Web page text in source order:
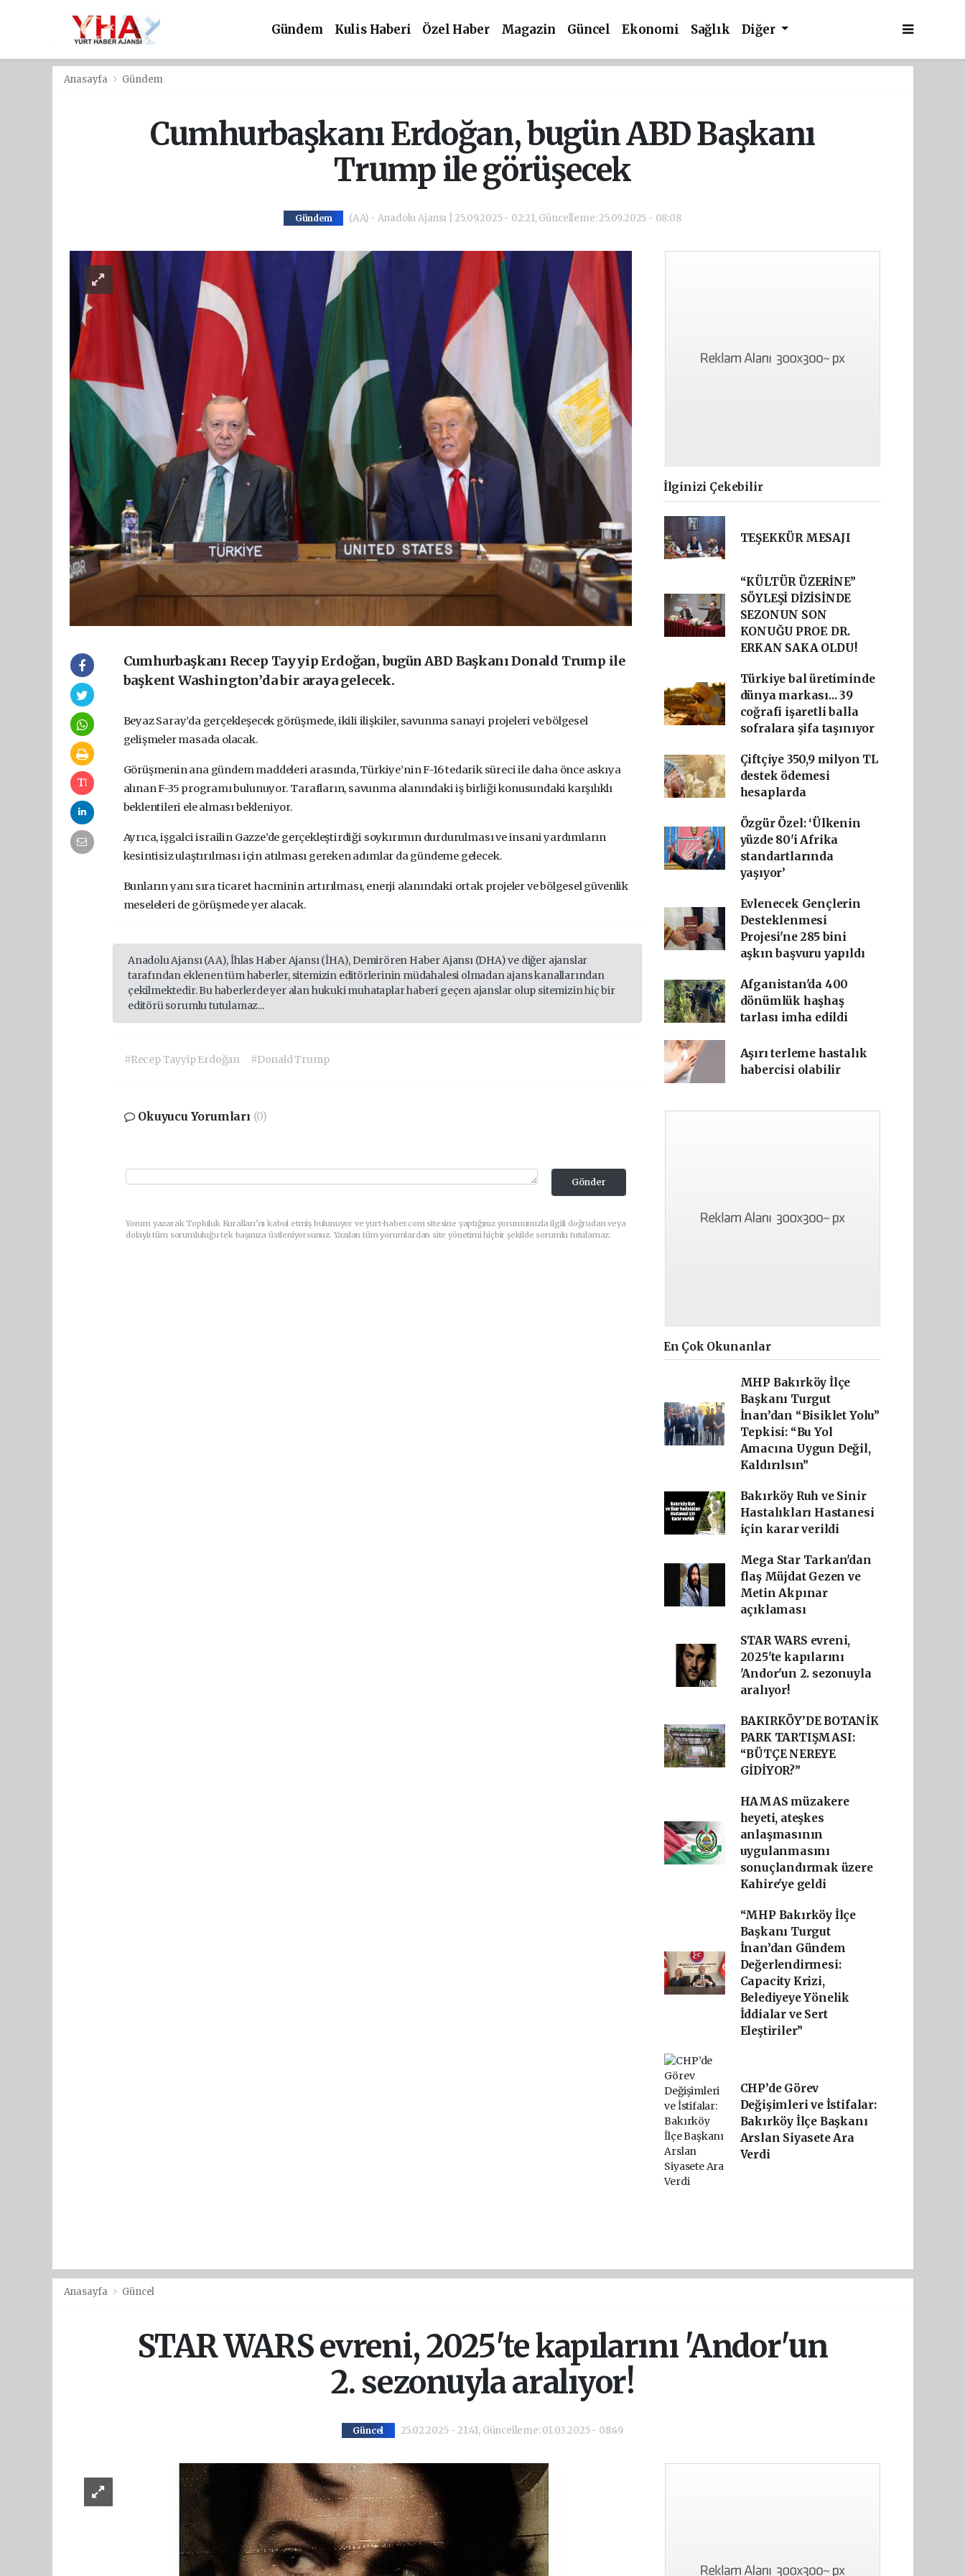
Gündem Kulis Haberi Özel Haber Magazin Güncel Ekonomi Sağlık Diğer
Anasayfa Gündem
Cumhurbaşkanı Erdoğan, bugün ABD Başkanı
Trump ile görüşecek
Gündem (AA) - Anadolu Ajansı | 25.09.2025 - 02:21, Güncelleme: 25.09.2025 - 08:08
Cumhurbaşkanı Recep Tayyip Erdoğan, bugün ABD Başkanı Donald Trump ile
başkent Washington’da bir araya gelecek.
Beyaz Saray’da gerçekleşecek görüşmede, ikili ilişkiler, savunma sanayi projeleri ve bölgesel
gelişmeler masada olacak.
Görüşmenin ana gündem maddeleri arasında, Türkiye’nin F-16 tedarik süreci ile daha önce askıya
alınan F-35 programı bulunuyor. Tarafların, savunma alanındaki iş birliği konusundaki karşılıklı
beklentileri ele alması bekleniyor.
Ayrıca, işgalci israilin Gazze’de gerçekleştirdiği soykırımın durdurulması ve insani yardımların
kesintisiz ulaştırılması için atılması gereken adımlar da gündeme gelecek.
Bunların yanı sıra ticaret hacminin artırılması, enerji alanındaki ortak projeler ve bölgesel güvenlik
meseleleri de görüşmede yer alacak.
Anadolu Ajansı (AA), İhlas Haber Ajansı (İHA), Demirören Haber Ajansı (DHA) ve diğer ajanslar
tarafından eklenen tüm haberler, sitemizin editörlerinin müdahalesi olmadan ajans kanallarından
çekilmektedir. Bu haberlerde yer alan hukuki muhataplar haberi geçen ajanslar olup sitemizin hiç bir
editörü sorumlu tutulamaz...
#Recep Tayyip Erdoğan #Donald Trump
Okuyucu Yorumları (0)
Gönder
Yorum yazarak Topluluk Kuralları’nı kabul etmiş bulunuyor ve yurt-haber.com sitesine yaptığınız yorumunuzla ilgili doğrudan veya
dolaylı tüm sorumluluğu tek başınıza üstleniyorsunuz. Yazılan tüm yorumlardan site yönetimi hiçbir şekilde sorumlu tutulamaz.
İlginizi Çekebilir
TEŞEKKÜR MESAJI
“KÜLTÜR ÜZERİNE”
SÖYLEŞİ DİZİSİNDE
SEZONUN SON
KONUĞU PROF. DR.
ERKAN SAKA OLDU!
Türkiye bal üretiminde
dünya markası... 39
coğrafi işaretli balla
sofralara şifa taşınıyor
Çiftçiye 350,9 milyon TL
destek ödemesi
hesaplarda
Özgür Özel: ‘Ülkenin
yüzde 80'i Afrika
standartlarında
yaşıyor’
Evlenecek Gençlerin
Desteklenmesi
Projesi'ne 285 bini
aşkın başvuru yapıldı
Afganistan'da 400
dönümlük haşhaş
tarlası imha edildi
Aşırı terleme hastalık
habercisi olabilir
En Çok Okunanlar
MHP Bakırköy İlçe
Başkanı Turgut
İnan’dan “Bisiklet Yolu”
Tepkisi: “Bu Yol
Amacına Uygun Değil,
Kaldırılsın”
Bakırköy Ruh ve Sinir
Hastalıkları Hastanesi
için karar verildi
Mega Star Tarkan'dan
flaş Müjdat Gezen ve
Metin Akpınar
açıklaması
STAR WARS evreni,
2025'te kapılarını
'Andor'un 2. sezonuyla
aralıyor!
BAKIRKÖY’DE BOTANİK
PARK TARTIŞMASI:
“BÜTÇE NEREYE
GİDİYOR?”
HAMAS müzakere
heyeti, ateşkes
anlaşmasının
uygulanmasını
sonuçlandırmak üzere
Kahire'ye geldi
“MHP Bakırköy İlçe
Başkanı Turgut
İnan’dan Gündem
Değerlendirmesi:
Capacity Krizi,
Belediyeye Yönelik
İddialar ve Sert
Eleştiriler”
CHP’de Görev
Değişimleri ve İstifalar:
Bakırköy İlçe Başkanı
Arslan Siyasete Ara
Verdi
Anasayfa Güncel
STAR WARS evreni, 2025'te kapılarını 'Andor'un
2. sezonuyla aralıyor!
Güncel 25.02.2025 - 21:41, Güncelleme: 01.03.2025 - 08:49